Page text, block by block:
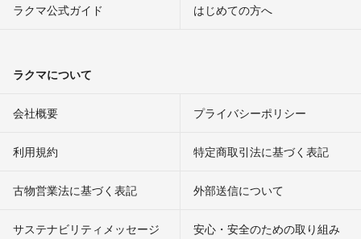
ラクマ公式ガイド はじめての方へ
ラクマについて
会社概要 プライバシーポリシー
利用規約 特定商取引法に基づく表記
古物営業法に基づく表記 外部送信について
サステナビリティメッセージ 安心・安全のための取り組み